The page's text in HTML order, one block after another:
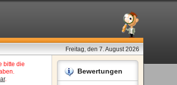
Freitag, den 7. August 2026
Bewertungen
bitte die
.